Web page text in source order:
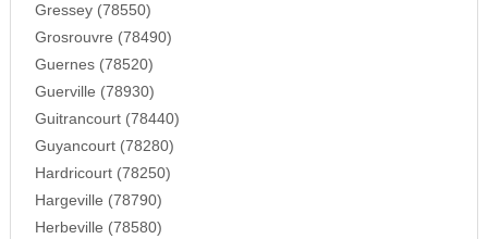
Gressey (78550)
Grosrouvre (78490)
Guernes (78520)
Guerville (78930)
Guitrancourt (78440)
Guyancourt (78280)
Hardricourt (78250)
Hargeville (78790)
Herbeville (78580)